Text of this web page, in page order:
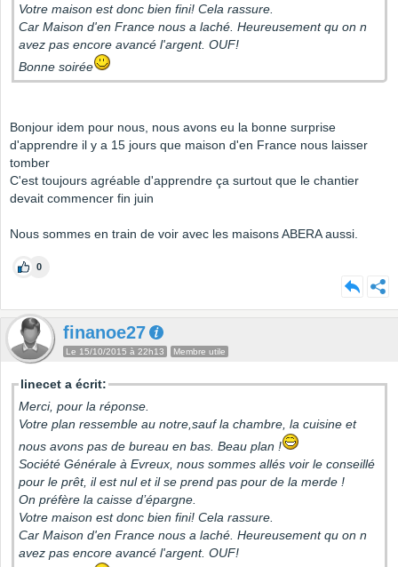
Votre maison est donc bien fini! Cela rassure.
Car Maison d'en France nous a laché. Heureusement qu on n
avez pas encore avancé l'argent. OUF!
Bonne soirée
Bonjour idem pour nous, nous avons eu la bonne surprise
d'apprendre il y a 15 jours que maison d'en France nous laisser
tomber
C'est toujours agréable d'apprendre ça surtout que le chantier
devait commencer fin juin
Nous sommes en train de voir avec les maisons ABERA aussi.
0
finanoe27
Le 15/10/2015 à 22h13 Membre utile
linecet a écrit:
Merci, pour la réponse.
Votre plan ressemble au notre,sauf la chambre, la cuisine et
nous avons pas de bureau en bas. Beau plan !
Société Générale à Evreux, nous sommes allés voir le conseillé
pour le prêt, il est nul et il se prend pas pour de la merde !
On préfère la caisse d’épargne.
Votre maison est donc bien fini! Cela rassure.
Car Maison d'en France nous a laché. Heureusement qu on n
avez pas encore avancé l'argent. OUF!